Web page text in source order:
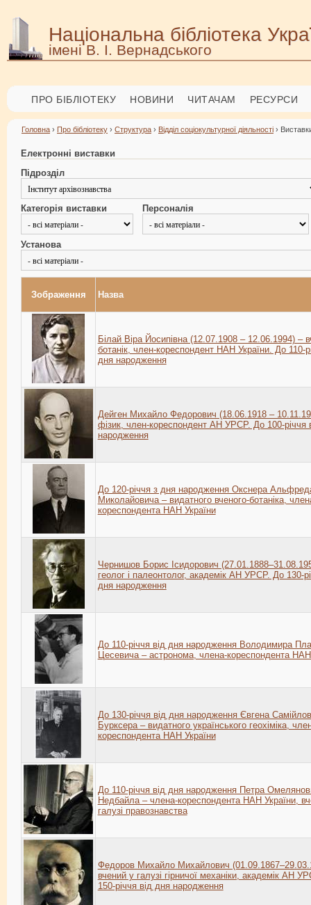
Національна бібліотека
імені В. І. Вернадського
ПРО БІБЛІОТЕКУ НОВИНИ ЧИТАЧАМ РЕСУРСИ
Головна › Про бібліотеку › Структура › Відділ соціокультурної діяльності ›
Електронні виставки
Підрозділ
Категорія виставки Персоналія
Установа
Зображення Назва
Білай Віра Йосипівна (12.07.1908 – 12.06.1994) –
ботанік, член-кореспондент НАН України. До 110-
дня народження
Дейген Михайло Федорович (18.06.1918 –
фізик, член-кореспондент АН УРСР. До 100-річчя
народження
До 120-річчя з дня народження Окснера
Миколайовича – видатного вченого-ботаніка,
кореспондента НАН України
Чернишов Борис Ісидорович
геолог і палеонтолог, академік АН УРСР. До 130-
дня народження
До 110-річчя від дня народження Володимира
Цесевича – астронома, члена-кореспондента НАН
До 130-річчя від дня народження Євгена
Бурксера – видатного українського геохіміка,
кореспондента НАН України
До 110-річчя від дня народження Петра
Недбайла – члена-кореспондента НАН України,
галузі правознавства
Федоров Михайло Михайлович
вчений у галузі гірничої механіки, академік АН
150-річчя від дня народження